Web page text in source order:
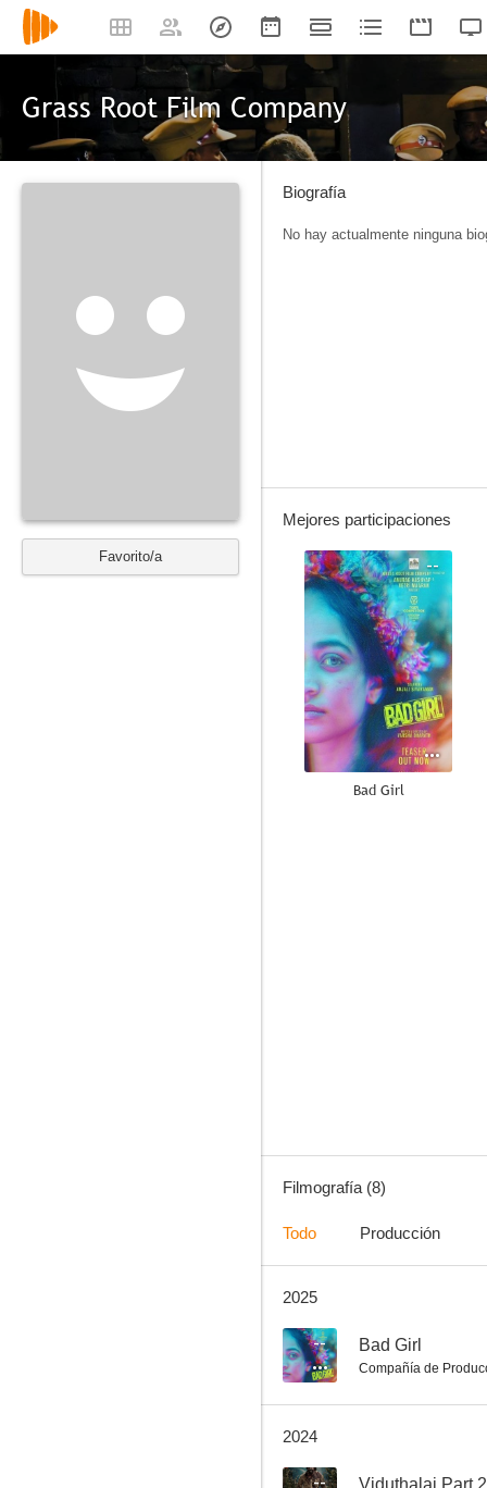
Grass Root Film Company
Favorito/a
Biografía
No hay actualmente ninguna
Mejores participaciones
--
Bad Girl
Filmografía (8)
Todo Producción
2025
-- Bad Girl
Compañía de
2024
-- Viduthalai Part 2